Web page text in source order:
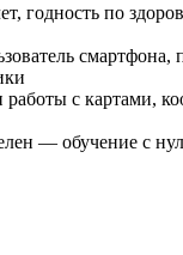
годность по
смартфона,
с картами,
— обучение с